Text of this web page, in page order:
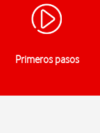
Primeros pasos